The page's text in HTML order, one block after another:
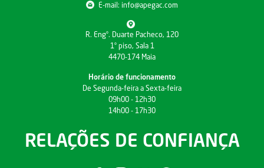
E-mail: info@apegac.com
R. Engº. Duarte Pacheco, 120
1º piso, Sala 1
4470-174 Maia
Horário de funcionamento
De Segunda-feira a Sexta-feira
09h00 - 12h30
14h00 - 17h30
RELAÇÕES DE CONFIANÇA